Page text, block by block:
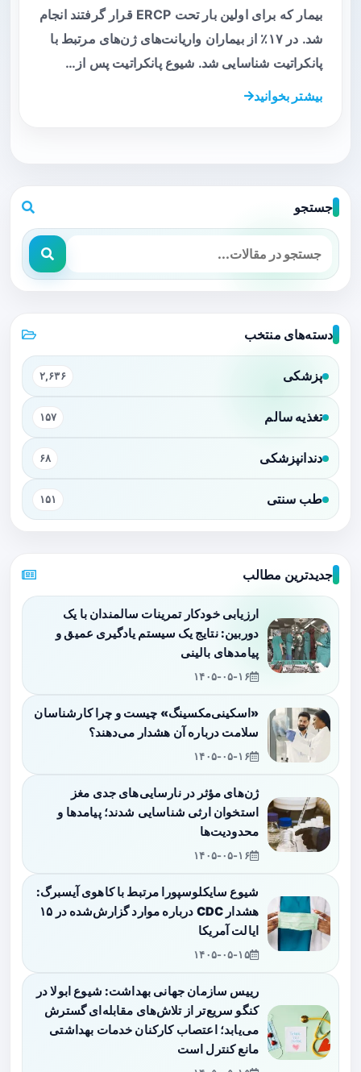
بیمار که برای اولین بار تحت ERCP قرار گرفتند انجام
شد. در ۱۷٪ از بیماران واریانت‌های ژن‌های مرتبط با
پانکراتیت شناسایی شد. شیوع پانکراتیت پس از…
بیشتر بخوانید
جستجو
دسته‌های منتخب
پزشکی ۲,۶۳۶
تغذیه سالم ۱۵۷
دندانپزشکی ۶۸
طب سنتی ۱۵۱
جدیدترین مطالب
ارزیابی خودکار تمرینات سالمندان با یک
دوربین: نتایج یک سیستم یادگیری عمیق و
پیامدهای بالینی
۱۴۰۵-۰۵-۱۶
«اسکینی‌مکسینگ» چیست و چرا کارشناسان
سلامت درباره آن هشدار می‌دهند؟
۱۴۰۵-۰۵-۱۶
ژن‌های مؤثر در نارسایی‌های جدی مغز
استخوان ارثی شناسایی شدند؛ پیامدها و
محدودیت‌ها
۱۴۰۵-۰۵-۱۶
شیوع سایکلوسپورا مرتبط با کاهوی آیسبرگ:
هشدار CDC درباره موارد گزارش‌شده در ۱۵
ایالت آمریکا
۱۴۰۵-۰۵-۱۵
رییس سازمان جهانی بهداشت: شیوع ابولا در
کنگو سریع‌تر از تلاش‌های مقابله‌ای گسترش
می‌یابد؛ اعتصاب کارکنان خدمات بهداشتی
مانع کنترل است